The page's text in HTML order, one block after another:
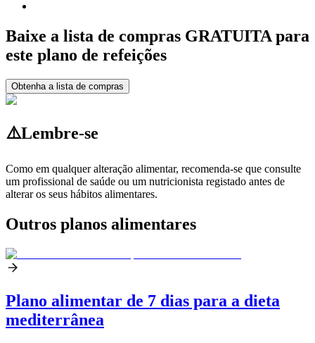
Baixe a lista de compras GRATUITA para
este plano de refeições
Obtenha a lista de compras
⚠️Lembre-se
Como em qualquer alteração alimentar, recomenda-se que consulte
um profissional de saúde ou um nutricionista registado antes de
alterar os seus hábitos alimentares.
Outros planos alimentares
Plano alimentar de 7 dias para a dieta
mediterrânea